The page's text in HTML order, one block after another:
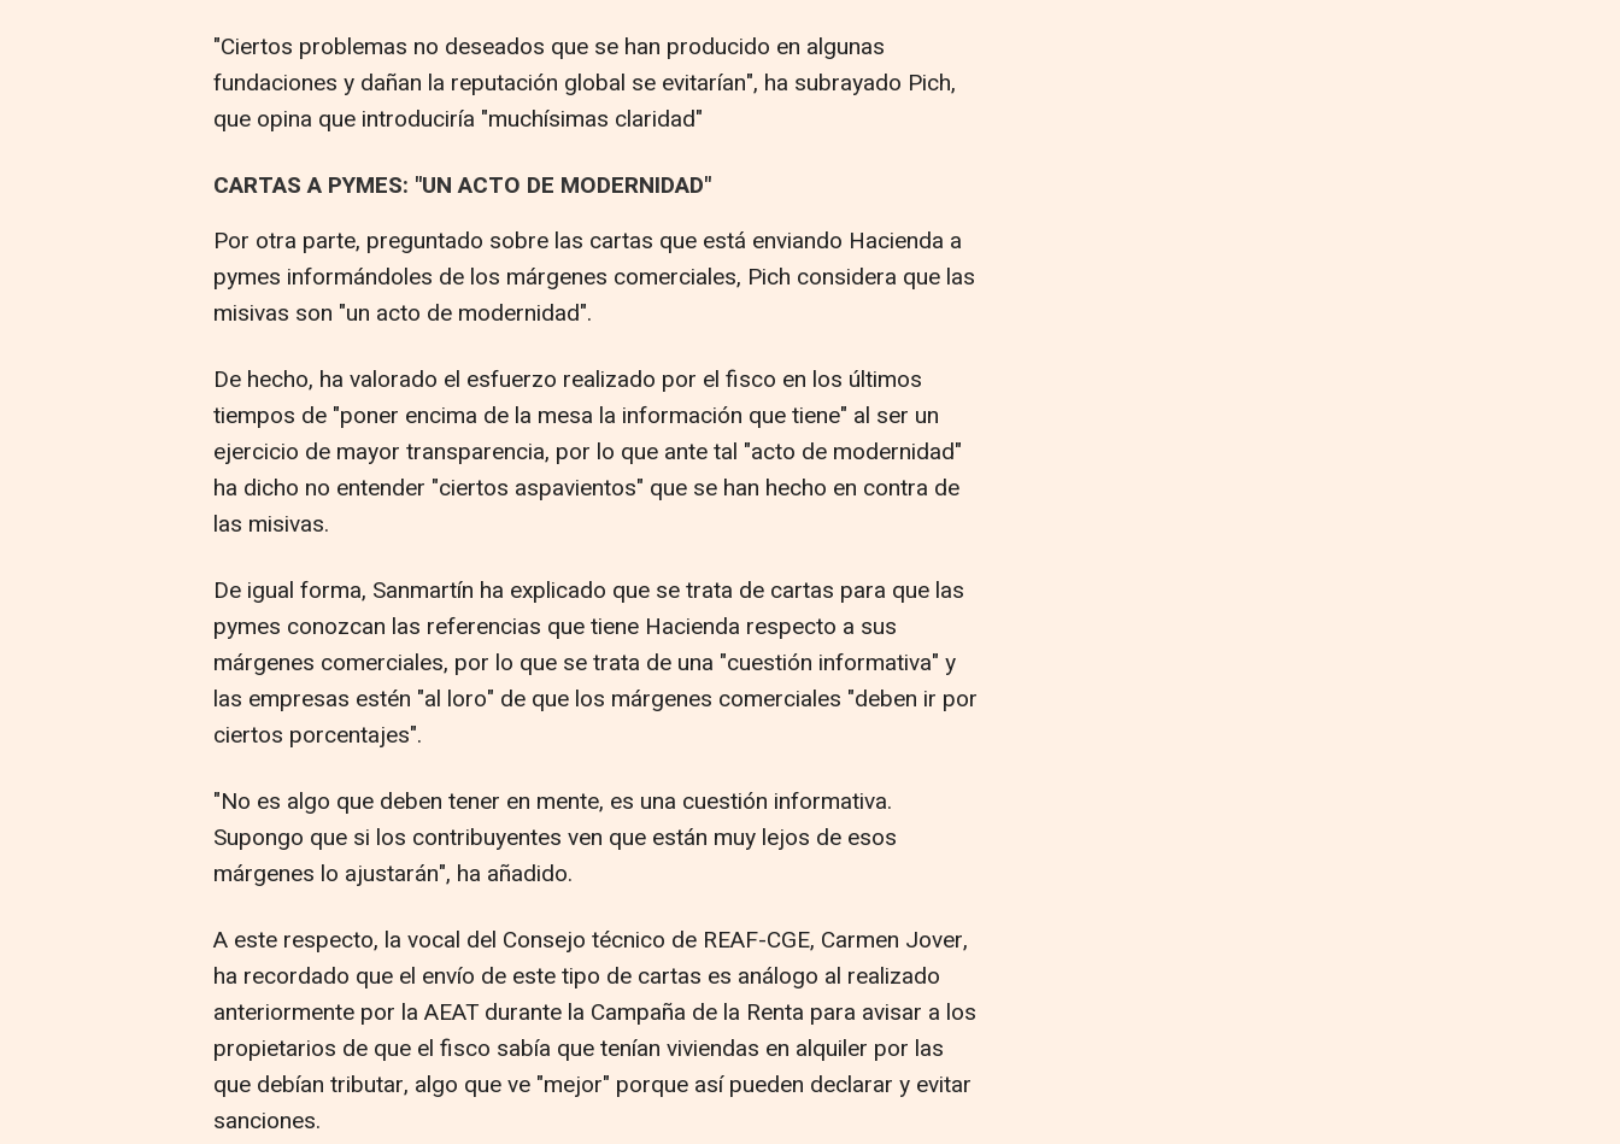
"Ciertos problemas no deseados que se han producido en algunas
fundaciones y dañan la reputación global se evitarían", ha subrayado Pich,
que opina que introduciría "muchísimas claridad"
CARTAS A PYMES: "UN ACTO DE MODERNIDAD"
Por otra parte, preguntado sobre las cartas que está enviando Hacienda a
pymes informándoles de los márgenes comerciales, Pich considera que las
misivas son "un acto de modernidad".
De hecho, ha valorado el esfuerzo realizado por el fisco en los últimos
tiempos de "poner encima de la mesa la información que tiene" al ser un
ejercicio de mayor transparencia, por lo que ante tal "acto de modernidad"
ha dicho no entender "ciertos aspavientos" que se han hecho en contra de
las misivas.
De igual forma, Sanmartín ha explicado que se trata de cartas para que las
pymes conozcan las referencias que tiene Hacienda respecto a sus
márgenes comerciales, por lo que se trata de una "cuestión informativa" y
las empresas estén "al loro" de que los márgenes comerciales "deben ir por
ciertos porcentajes".
"No es algo que deben tener en mente, es una cuestión informativa.
Supongo que si los contribuyentes ven que están muy lejos de esos
márgenes lo ajustarán", ha añadido.
A este respecto, la vocal del Consejo técnico de REAF-CGE, Carmen Jover,
ha recordado que el envío de este tipo de cartas es análogo al realizado
anteriormente por la AEAT durante la Campaña de la Renta para avisar a los
propietarios de que el fisco sabía que tenían viviendas en alquiler por las
que debían tributar, algo que ve "mejor" porque así pueden declarar y evitar
sanciones.